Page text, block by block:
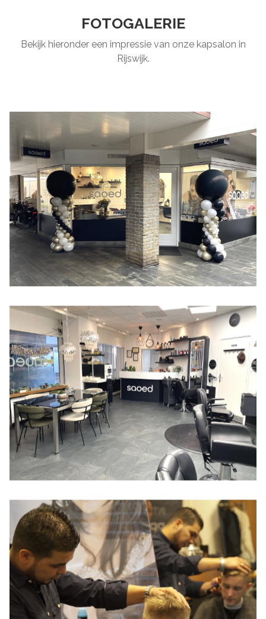
FOTOGALERIE
Bekijk hieronder een impressie van onze kapsalon in
Rijswijk.